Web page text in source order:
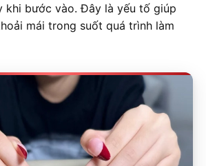
khi bước vào. Đây là yếu tố giúp
mái trong suốt quá trình làm